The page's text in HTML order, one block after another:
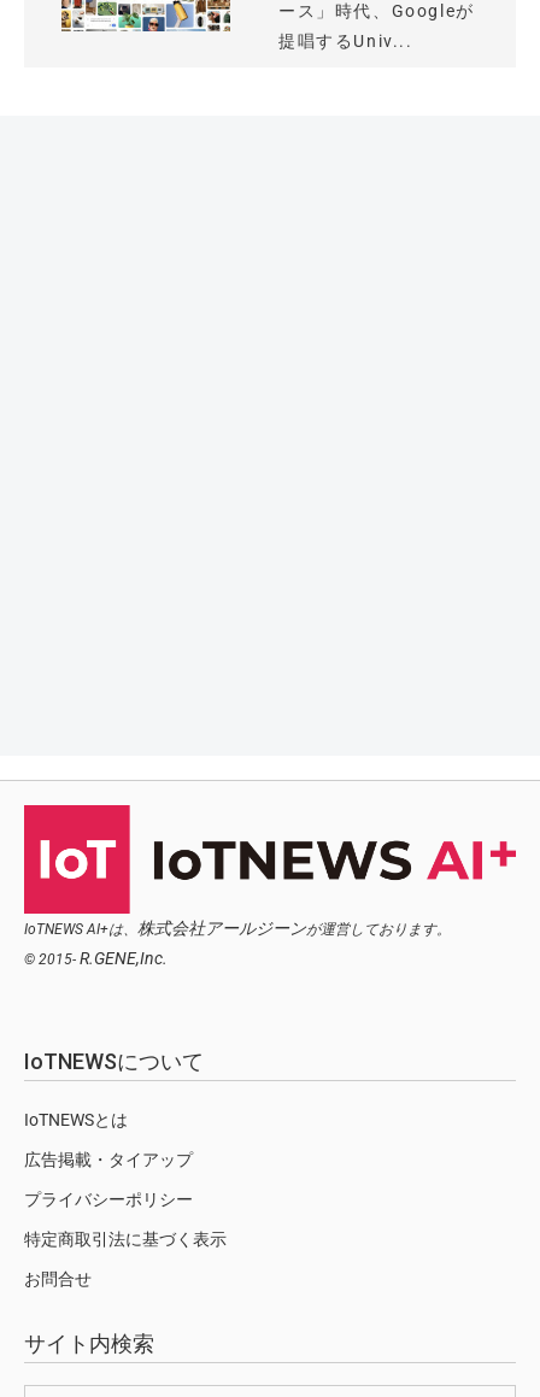
ース」時代、Googleが
提唱するUniv...
IoTNEWS AI+は、 株式会社アールジーンが運営しております。
© 2015- R.GENE,Inc.
IoTNEWSについて
IoTNEWSとは
広告掲載・タイアップ
プライバシーポリシー
特定商取引法に基づく表示
お問合せ
サイト内検索